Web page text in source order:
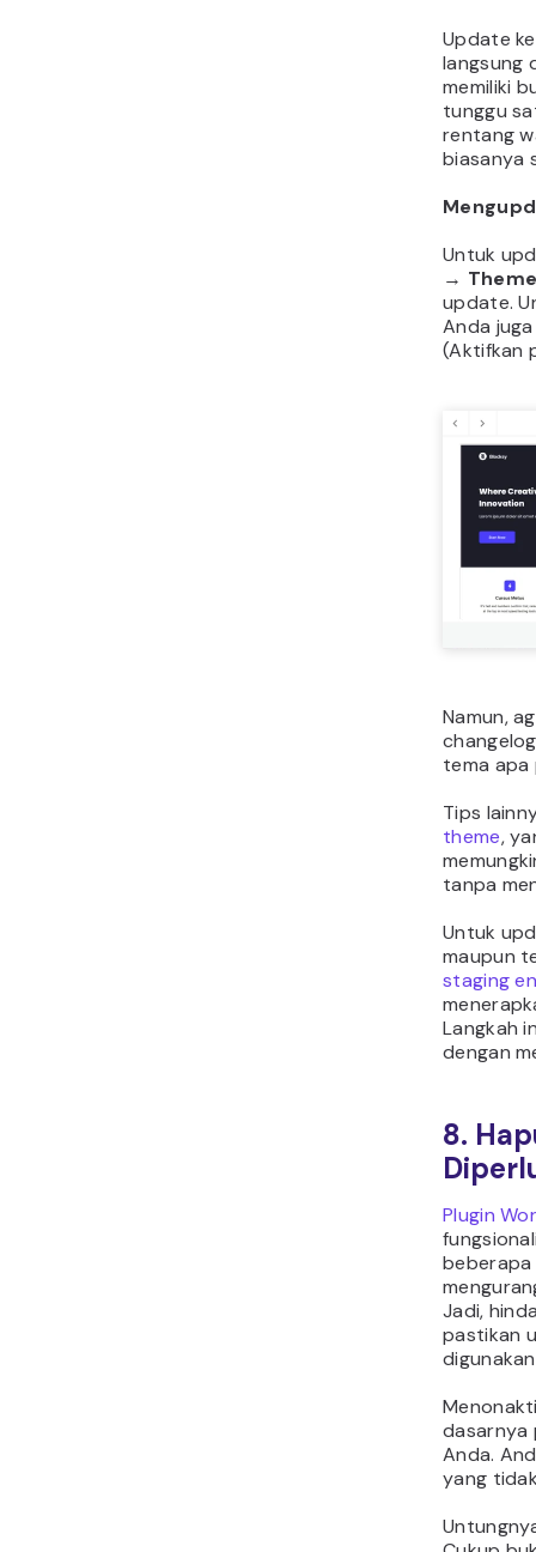
Update
langsung
memiliki
tunggu
rentang
biasanya
Untuk
→
update.
Anda
(Aktifkan
Namun,
tema apa
Tips
theme,
tanpa
Untuk
maupun
staging
Langkah
dengan
8.
Plugin
beberapa
Jadi,
pastikan
dasarnya
Anda.
yang